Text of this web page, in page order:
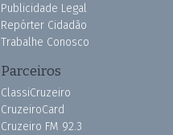
Publicidade Legal
Repórter Cidadão
Trabalhe Conosco
Parceiros
ClassiCruzeiro
CruzeiroCard
Cruzeiro FM 92.3